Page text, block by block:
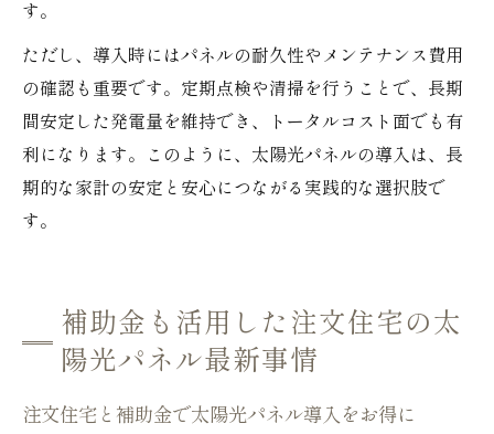
す。
ただし、導入時にはパネルの耐久性やメンテナンス費用
の確認も重要です。定期点検や清掃を行うことで、長期
間安定した発電量を維持でき、トータルコスト面でも有
利になります。このように、太陽光パネルの導入は、長
期的な家計の安定と安心につながる実践的な選択肢で
す。
補助金も活用した注文住宅の太
陽光パネル最新事情
注文住宅と補助金で太陽光パネル導入をお得に